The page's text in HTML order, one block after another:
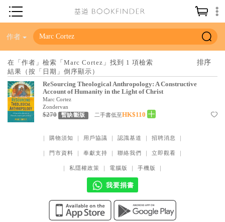
神學／教義
聖經
信仰入門
教會歷史
信徒生活
社會／倫理
哲學／宗教比較
作者
在「作者」檢索「Marc Cortez」找到 1 項檢索
結果（按「日期」倒序顯示）
ReSourcing Theological Anthropology: A Constructive
Account of Humanity in the Light of Christ
Marc Cortez
Zondervan
$270 暫缺/斷版 二手書低至HK$110
｜ 購物須知 ｜ 用戶協議 ｜ 認識基道 ｜ 招聘消息 ｜
｜ 門市資料 ｜ 奉獻支持 ｜ 聯絡我們 ｜ 立即觀看 ｜
｜ 私隱權政策 ｜ 電腦版 ｜ 手機版 ｜
我要捐書